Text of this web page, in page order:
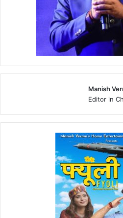
Manish
Editor in